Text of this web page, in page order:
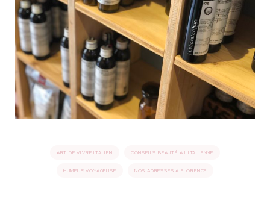
ITALIEN
SUBLIME ! LE DÉCOR ITALIEN
Lucia
Les cuirs de
ET FUGUEUSES
AND I
journal
WEBSERIE
Dolce Follia
ART DE VIVRE ITALIEN CONSEILS BEAUTÉ À L'ITALIENNE
HUMEUR VOYAGEUSE NOS ADRESSES À FLORENCE